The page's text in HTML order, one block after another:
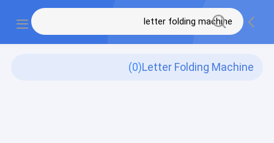
Letter Folding Machine
(0)